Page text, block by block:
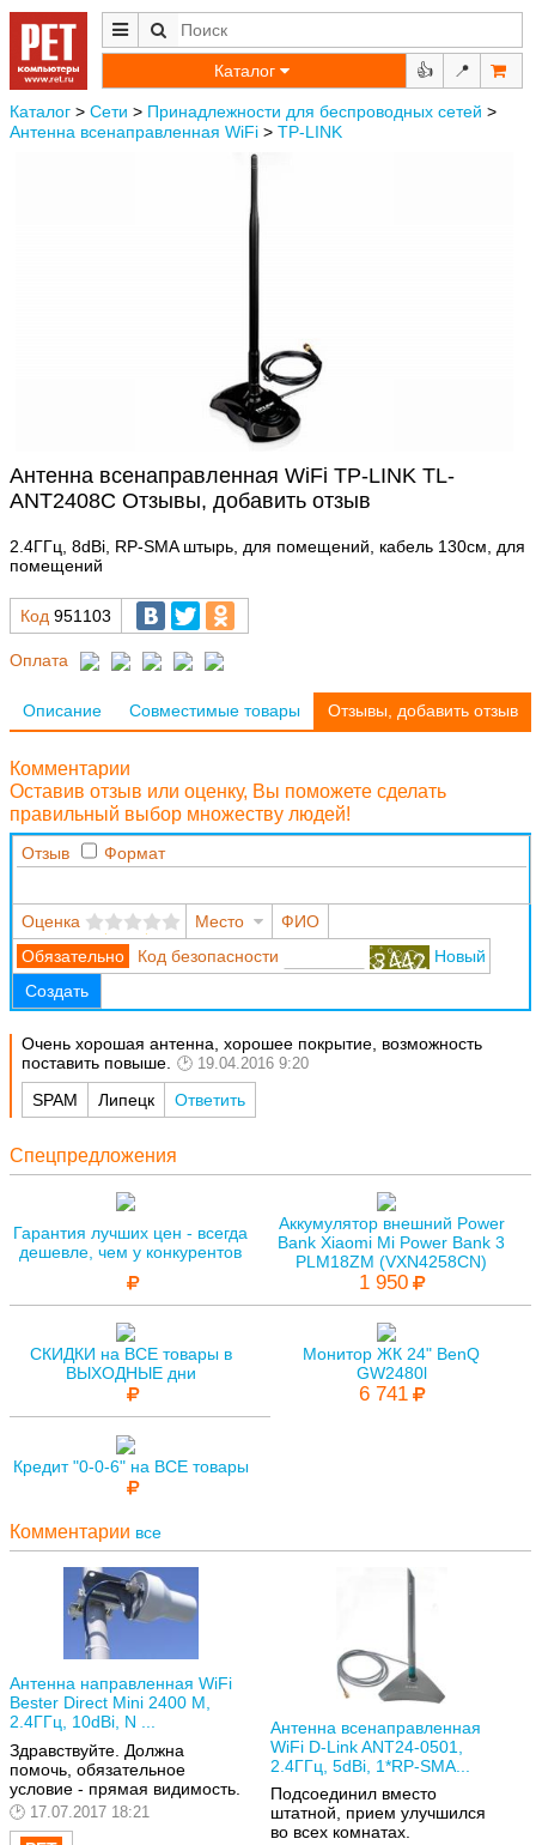
Каталог 👍 📍
Каталог > Сети > Принадлежности для беспроводных сетей >
Антенна всенаправленная WiFi > TP-LINK
Антенна всенаправленная WiFi TP-LINK TL-
ANT2408C Отзывы, добавить отзыв
2.4ГГц, 8dBi, RP-SMA штырь, для помещений, кабель 130см, для
помещений
Код 951103
Оплата
Описание Совместимые товары Отзывы, добавить отзыв
Комментарии
Оставив отзыв или оценку, Вы поможете сделать
правильный выбор множеству людей!
Отзыв Формат
Оценка Место
ФИО
Код безопасности
Новый
Создать
Очень хорошая антенна, хорошее покрытие, возможность
поставить повыше.
19.04.2016 9:20
SPAM Липецк Ответить
Спецпредложения
Гарантия лучших цен - всегда
дешевле, чем у конкурентов
Аккумулятор внешний Power
Bank Xiaomi Mi Power Bank 3
PLM18ZM (VXN4258CN)
1 950
СКИДКИ на ВСЕ товары в
ВЫХОДНЫЕ дни
Монитор ЖК 24" BenQ
GW2480l
6 741
Кредит "0-0-6" на ВСЕ товары
Комментарии все
Антенна направленная WiFi
Bester Direct Mini 2400 M,
2.4ГГц, 10dBi, N ...
Здравствуйте. Должна
помочь, обязательное
условие - прямая видимость.
17.07.2017 18:21
Антенна всенаправленная
WiFi D-Link ANT24-0501,
2.4ГГц, 5dBi, 1*RP-SMA...
Подсоединил вместо
штатной, прием улучшился
во всех комнатах.